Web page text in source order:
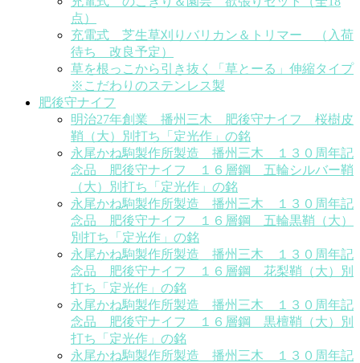
点）
充電式 芝生草刈りバリカン＆トリマー （入荷
待ち 改良予定）
草を根っこから引き抜く「草とーる」伸縮タイプ
※こだわりのステンレス製
肥後守ナイフ
明治27年創業 播州三木 肥後守ナイフ 桜樹皮
鞘（大）別打ち「定光作」の銘
永尾かね駒製作所製造 播州三木 １３０周年記
念品 肥後守ナイフ １６層鋼 五輪シルバー鞘
（大）別打ち「定光作」の銘
永尾かね駒製作所製造 播州三木 １３０周年記
念品 肥後守ナイフ １６層鋼 五輪黒鞘（大）
別打ち「定光作」の銘
永尾かね駒製作所製造 播州三木 １３０周年記
念品 肥後守ナイフ １６層鋼 花梨鞘（大）別
打ち「定光作」の銘
永尾かね駒製作所製造 播州三木 １３０周年記
念品 肥後守ナイフ １６層鋼 黒檀鞘（大）別
打ち「定光作」の銘
永尾かね駒製作所製造 播州三木 １３０周年記